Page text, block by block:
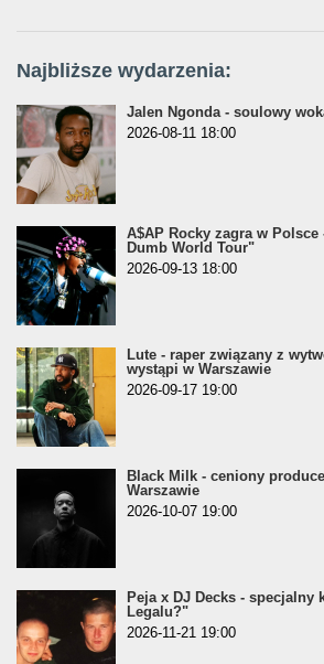
Najbliższe wydarzenia:
Jalen Ngonda - soulowy
2026-08-11 18:00
A$AP Rocky zagra w
Dumb World Tour"
2026-09-13 18:00
Lute - raper związany z
wystąpi w Warszawie
2026-09-17 19:00
Black Milk - ceniony
Warszawie
2026-10-07 19:00
Peja x DJ Decks - specjalny
Legalu?"
2026-11-21 19:00